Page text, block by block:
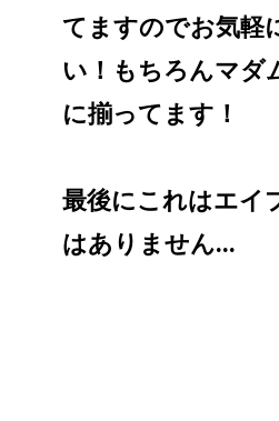
てますのでお気軽
い！もちろんマダ
に揃ってます！
最後にこれはエイ
はありません...